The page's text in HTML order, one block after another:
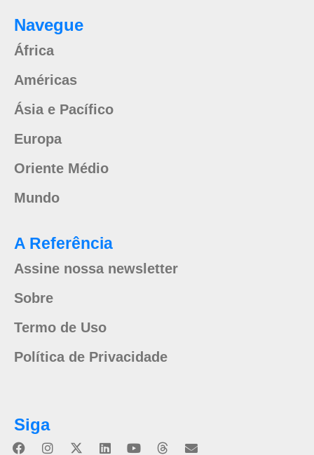
Navegue
África
Américas
Ásia e Pacífico
Europa
Oriente Médio
Mundo
A Referência
Assine nossa newsletter
Sobre
Termo de Uso
Política de Privacidade
Siga